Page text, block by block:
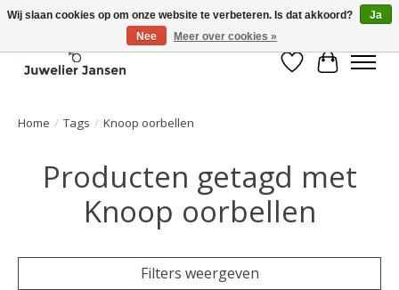
Verlanglijst
Home / Tags / Knoop oorbellen
Producten getagd met
Knoop oorbellen
Filters weergeven
Wij slaan cookies op om onze website te verbeteren. Is dat akkoord?
Ja
Nee
Meer over cookies »